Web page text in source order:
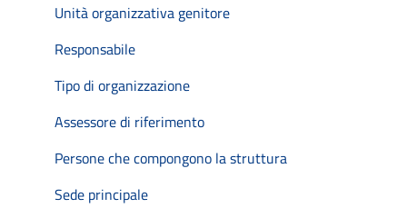
Unità organizzativa genitore
Responsabile
Tipo di organizzazione
Assessore di riferimento
Persone che compongono la struttura
Sede principale